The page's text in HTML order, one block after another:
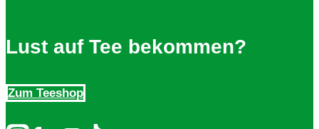
Lust auf Tee bekommen?
Zum Teeshop